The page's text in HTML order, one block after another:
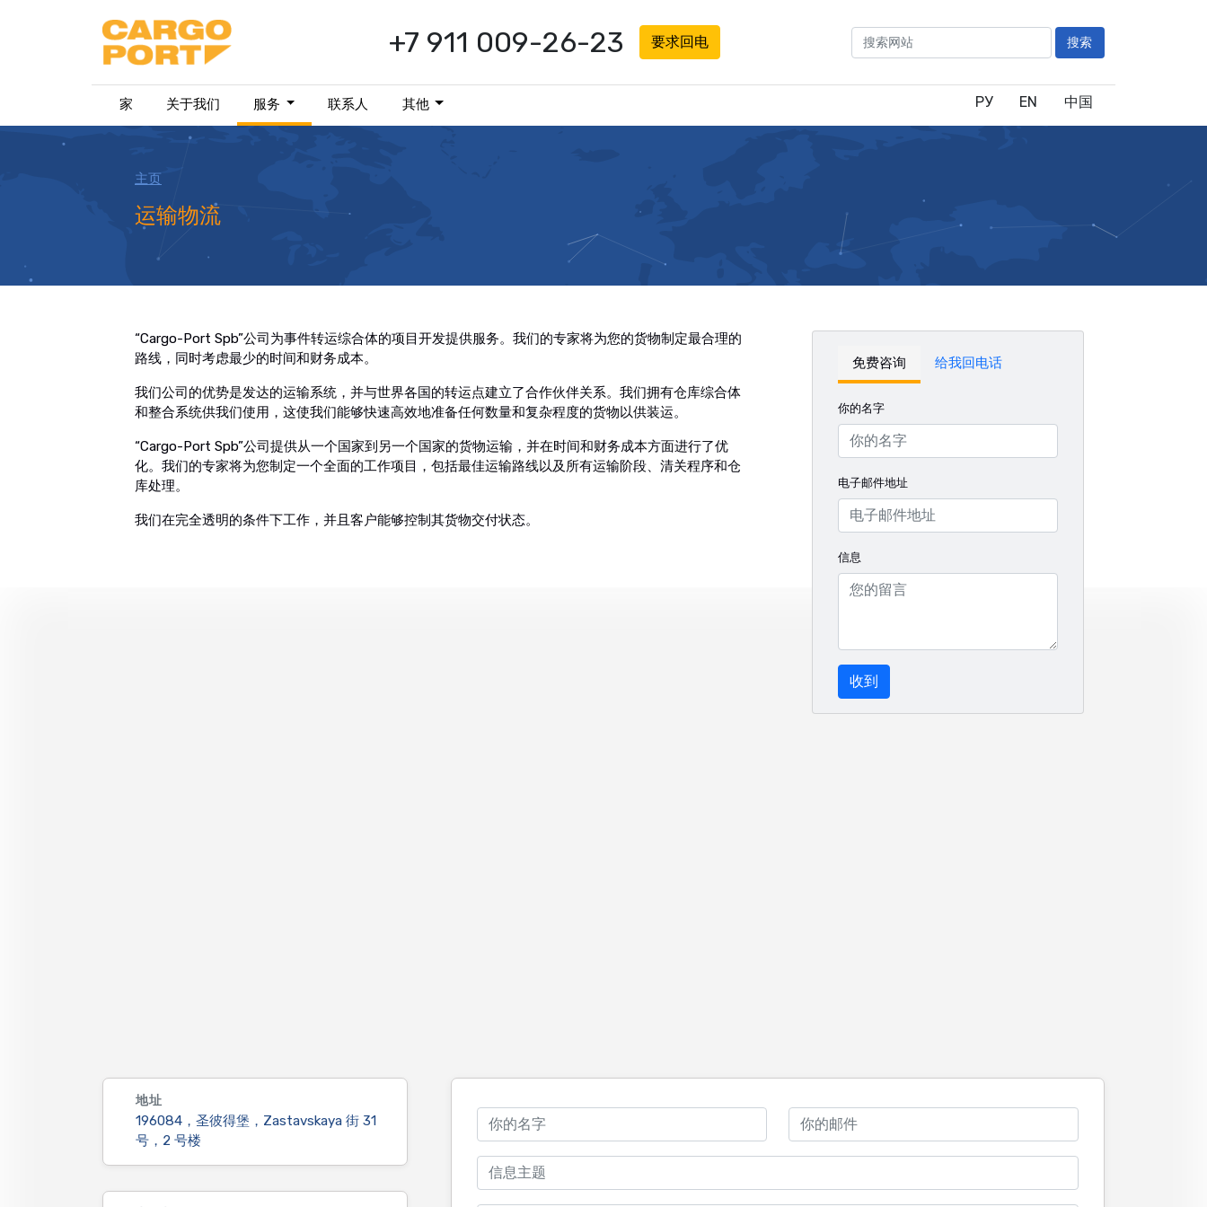
+7 911 009-26-23 要求回电 搜索
家 关于我们 服务 联系人 其他 РУ EN 中国
主页
运输物流
“Cargo-Port Spb”公司为事件转运综合体的项目开发提供服务。我们的专家将为您的货物制定最合理的
路线，同时考虑最少的时间和财务成本。
我们公司的优势是发达的运输系统，并与世界各国的转运点建立了合作伙伴关系。我们拥有仓库综合体
和整合系统供我们使用，这使我们能够快速高效地准备任何数量和复杂程度的货物以供装运。
“Cargo-Port Spb”公司提供从一个国家到另一个国家的货物运输，并在时间和财务成本方面进行了优
化。我们的专家将为您制定一个全面的工作项目，包括最佳运输路线以及所有运输阶段、清关程序和仓
库处理。
我们在完全透明的条件下工作，并且客户能够控制其货物交付状态。
地址
196084，圣彼得堡，Zastavskaya 街 31
号，2 号楼
免费咨询 给我回电话
你的名字
电子邮件地址
信息
收到